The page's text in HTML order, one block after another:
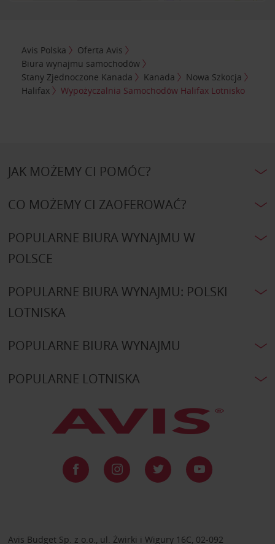
Avis Polska
Oferta Avis
Biura wynajmu samochodów
Stany Zjednoczone Kanada
Kanada
Nowa Szkocja
Halifax
Wypożyczalnia Samochodów Halifax Lotnisko
JAK MOŻEMY CI POMÓC?
CO MOŻEMY CI ZAOFEROWAĆ?
POPULARNE BIURA WYNAJMU W
POLSCE
POPULARNE BIURA WYNAJMU: POLSKI
LOTNISKA
POPULARNE BIURA WYNAJMU
POPULARNE LOTNISKA
Avis Budget Sp. z o.o., ul. Żwirki i Wigury 16C, 02-092